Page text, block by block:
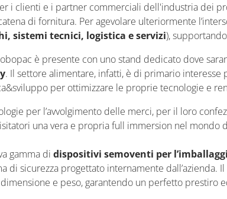
i clienti e i partner commerciali dell'industria dei
di fornitura. Per agevolare ulteriormente
sistemi tecnici, logistica e servizi),
è presente con uno stand dedicato dove
. Il settore alimentare, infatti, è di primario
per ottimizzare le proprie tecnologie e
per l’avvolgimento delle merci, per il loro
una vera e propria full immersion nel mondo
gamma di dispositivi semoventi per
di sicurezza progettato internamente
e peso, garantendo un perfetto prestiro